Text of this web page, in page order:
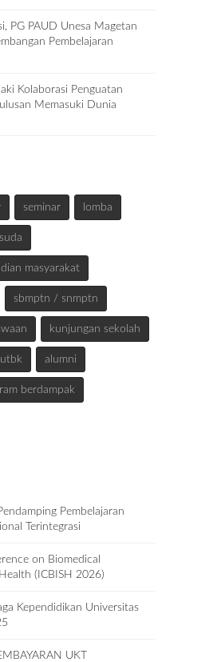
PG PAUD Unesa Magetan
Pembelajaran
Kolaborasi Penguatan
Memasuki Dunia
seminar lomba
masyarakat
sbmptn / snmptn
kunjungan sekolah
utbk alumni
berdampak
Pembelajaran
Terintegrasi
on Biomedical
(ICBISH 2026)
Kependidikan Universitas
UKT